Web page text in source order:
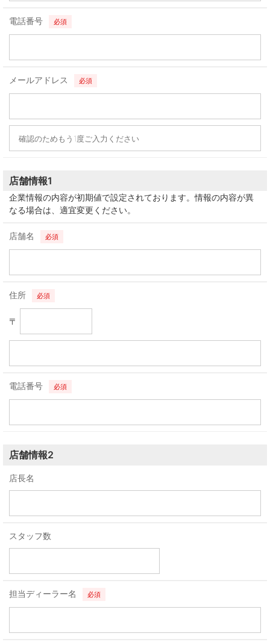
電話番号 必須
メールアドレス 必須
店舗情報1
企業情報の内容が初期値で設定されております。情報の内容が異
なる場合は、適宜変更ください。
店舗名 必須
住所 必須
〒
電話番号 必須
店舗情報2
店長名
スタッフ数
担当ディーラー名 必須